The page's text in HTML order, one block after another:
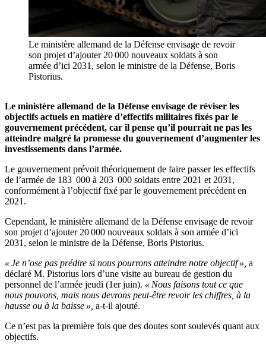
Le ministère allemand de la Défense envisage de revoir
son projet d’ajouter 20 000 nouveaux soldats à son
armée d’ici 2031, selon le ministre de la Défense, Boris
Pistorius.
Le ministère allemand de la Défense envisage de réviser les
objectifs actuels en matière d’effectifs militaires fixés par le
gouvernement précédent, car il pense qu’il pourrait ne pas les
atteindre malgré la promesse du gouvernement d’augmenter les
investissements dans l’armée.
Le gouvernement prévoit théoriquement de faire passer les effectifs
de l’armée de 183 000 à 203 000 soldats entre 2021 et 2031,
conformément à l’objectif fixé par le gouvernement précédent en
2021.
Cependant, le ministère allemand de la Défense envisage de revoir
son projet d’ajouter 20 000 nouveaux soldats à son armée d’ici
2031, selon le ministre de la Défense, Boris Pistorius.
« Je n’ose pas prédire si nous pourrons atteindre notre objectif », a
déclaré M. Pistorius lors d’une visite au bureau de gestion du
personnel de l’armée jeudi (1er juin). « Nous faisons tout ce que
nous pouvons, mais nous devrons peut-être revoir les chiffres, à la
hausse ou à la baisse », a-t-il ajouté.
Ce n’est pas la première fois que des doutes sont soulevés quant aux
objectifs.